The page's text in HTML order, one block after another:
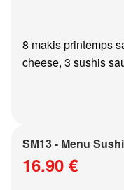
8 makis printemps
cheese, 3 sushis
SM13 - Menu
16.90 €